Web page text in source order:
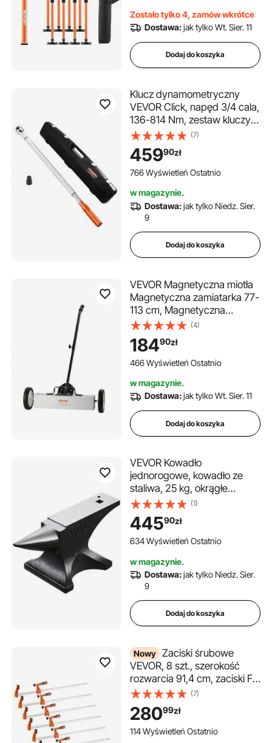
kartonowych, słupków
ładunkowych
Zostało tylko 4, zamów wkrótce
Dostawa:jak tylko Wt. Sier. 11
Dodaj do koszyka
Klucz dynamometryczny
VEVOR Click, napęd 3/4 cala,
136-814 Nm, zestaw kluczy
dynamometrycznych
dwukierunkowych ze skalą
dwuzakresową, 48 zębów
±3%, stal stopowa o wysokiej
samochodowych,
pomarańczowy
(7)
45990zł
766 Wyświetleń Ostatnio
w magazynie.
Dostawa:jak tylko Niedz. Sier.
9
Dodaj do koszyka
VEVOR Magnetyczna miotła
Magnetyczna zamiatarka 77-
113 cm, Magnetyczna
zamiatarka Magnetyczna
miotła Magnetyczna miotła
Magnetyczny podnośnik
20,4 kg Siła magnetyczna
wiórów Zamiatarka
podłogowa
(4)
18490zł
466 Wyświetleń Ostatnio
w magazynie.
Dostawa:jak tylko Wt. Sier. 11
Dodaj do koszyka
VEVOR Kowadło
jednorogowe, kowadło ze
staliwa, 25 kg, okrągłe
kowadło rogowe o wysokiej
twardości, z dużym blatem
roboczym i stabilną
podstawą, narzędzie do
kształtowania i skręcania
metalu
(1)
44590zł
634 Wyświetleń Ostatnio
w magazynie.
Dostawa:jak tylko Niedz. Sier.
9
Dodaj do koszyka
Nowy Zaciski śrubowe
VEVOR, 8 szt., szerokość
rozwarcia 91,4 cm, zaciski F,
272 kg Zaciski zaciskowe, z
podkładką plastikową i
mechanizmem
samoblokującym, żeliwo i stal
(7)
28099zł
114 Wyświetleń Ostatnio